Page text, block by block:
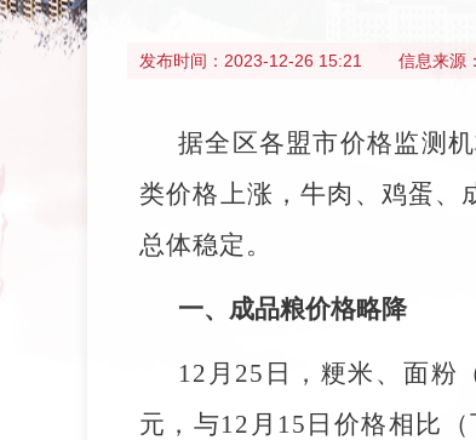
发布时间： 2023-12-26 15:21 信息来源：
据全区各盟市价格监测
类价格上涨，牛肉、鸡蛋、
总体稳定。
一、成品粮价格略降
12月25日，粳米、面粉
元，与12月15日价格相比